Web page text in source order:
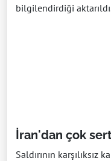
bilgilendirdiği
İran'dan çok
Saldırının karşılıksız